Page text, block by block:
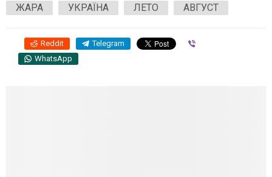
ЖАРА
УКРАЇНА ЛЕТО АВГУСТ
Reddit Telegram
WhatsApp